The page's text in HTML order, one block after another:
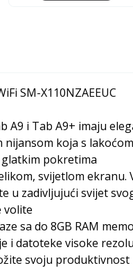
SM-X110NZAEEUC
A9 i Tab A9+ imaju
koja s
glatkim pokretima
svijetlom
u zadivljujući svijet
volite
sa do 8GB RAM
i datoteke visoke
svoju produktivnost